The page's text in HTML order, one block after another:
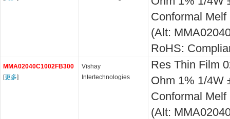
Conformal
(Alt:
RoHS:
MMA02040C1002FB300
[更多]
Vishay
Intertechnologies
Res Thin Film
Ohm 1% 1/4W
Conformal
(Alt: